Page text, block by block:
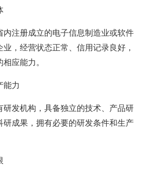
注册成立的电子信息制造业或软件
，经营状态正常、信用记录良好，
应能力。
力
发机构，具备独立的技术、产品研
研成果，拥有必要的研发条件和生产